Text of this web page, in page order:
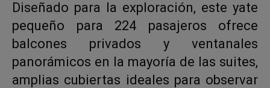
Diseñado para la exploración, este yate
pequeño para 224 pasajeros ofrece
balcones privados y ventanales
panorámicos en la mayoría de las suites,
amplias cubiertas ideales para observar